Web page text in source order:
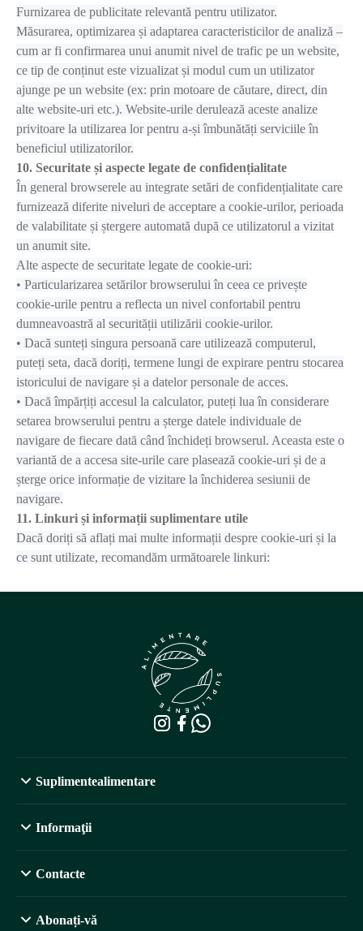
Furnizarea de publicitate relevantă pentru utilizator.
Măsurarea, optimizarea și adaptarea caracteristicilor de analiză –
cum ar fi confirmarea unui anumit nivel de trafic pe un website,
ce tip de conținut este vizualizat și modul cum un utilizator
ajunge pe un website (ex: prin motoare de căutare, direct, din
alte website-uri etc.). Website-urile derulează aceste analize
privitoare la utilizarea lor pentru a-și îmbunătăți serviciile în
beneficiul utilizatorilor.
10. Securitate și aspecte legate de confidențialitate
În general browserele au integrate setări de confidențialitate care
furnizează diferite niveluri de acceptare a cookie-urilor, perioada
de valabilitate și ștergere automată după ce utilizatorul a vizitat
un anumit site.
Alte aspecte de securitate legate de cookie-uri:
• Particularizarea setărilor browserului în ceea ce privește
cookie-urile pentru a reflecta un nivel confortabil pentru
dumneavoastră al securității utilizării cookie-urilor.
• Dacă sunteți singura persoană care utilizează computerul,
puteți seta, dacă doriți, termene lungi de expirare pentru stocarea
istoricului de navigare și a datelor personale de acces.
• Dacă împărțiți accesul la calculator, puteți lua în considerare
setarea browserului pentru a șterge datele individuale de
navigare de fiecare dată când închideți browserul. Aceasta este o
variantă de a accesa site-urile care plasează cookie-uri și de a
șterge orice informație de vizitare la închiderea sesiunii de
navigare.
11. Linkuri și informații suplimentare utile
Dacă doriți să aflați mai multe informații despre cookie-uri și la
ce sunt utilizate, recomandăm următoarele linkuri:
Suplimentealimentare
Informaţii
Contacte
Abonați-vă